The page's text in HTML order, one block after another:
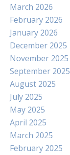
March 2026
February 2026
January 2026
December 2025
November 2025
September 2025
August 2025
July 2025
May 2025
April 2025
March 2025
February 2025